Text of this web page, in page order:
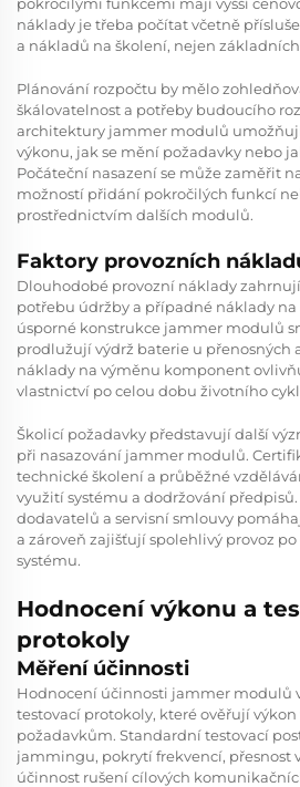
náklady je třeba počítat včetně
a nákladů na školení, nejen
Plánování rozpočtu by mělo
škálovatelnost a potřeby budoucího
architektury jammer modulů
výkonu, jak se mění požadavky nebo
Počáteční nasazení se může zaměřit
možností přidání pokročilých funkcí
prostřednictvím dalších modulů.
Faktory provozních
Dlouhodobé provozní náklady
potřebu údržby a případné náklady
úsporné konstrukce jammer modulů
prodlužují výdrž baterie u přenosných
náklady na výměnu komponent
vlastnictví po celou dobu životního
Školicí požadavky představují další
při nasazování jammer modulů.
technické školení a průběžné
využití systému a dodržování
dodavatelů a servisní smlouvy
a zároveň zajišťují spolehlivý provoz
systému.
Hodnocení výkonu a
protokoly
Měření účinnosti
Hodnocení účinnosti jammer modulů
testovací protokoly, které ověřují
požadavkům. Standardní testovací
jammingu, pokrytí frekvencí, přesnost
účinnost rušení cílových